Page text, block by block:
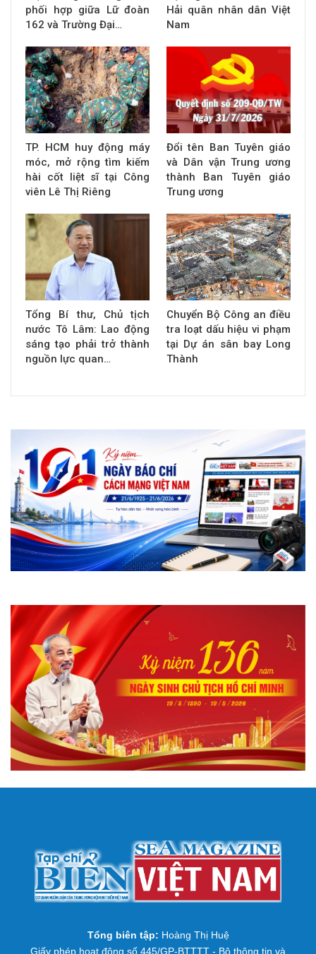
phối hợp giữa Lữ đoàn
162 và Trường Đại…
Hải quân nhân dân Việt
Nam
TP. HCM huy động máy
móc, mở rộng tìm kiếm
hài cốt liệt sĩ tại Công
viên Lê Thị Riêng
Đổi tên Ban Tuyên giáo
và Dân vận Trung ương
thành Ban Tuyên giáo
Trung ương
Tổng Bí thư, Chủ tịch
nước Tô Lâm: Lao động
sáng tạo phải trở thành
nguồn lực quan…
Chuyển Bộ Công an điều
tra loạt dấu hiệu vi phạm
tại Dự án sân bay Long
Thành
Tổng biên tập: Hoàng Thị Huệ
Giấy phép hoạt động số 445/GP-BTTTT - Bộ thông tin và